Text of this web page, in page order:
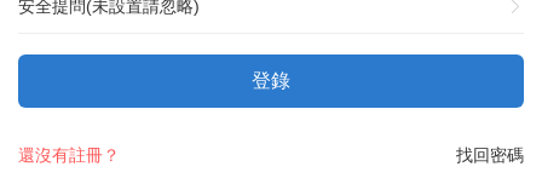
安全提問(未設置請忽略)
登錄
找回密碼
還沒有註冊？